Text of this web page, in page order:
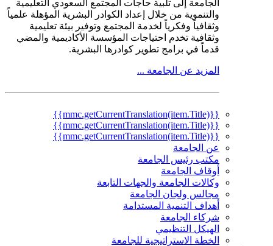
الجامعة إلى تلبية حاجات المجتمع السعودي التعليمية
والتنموية من خلال إعداد الكوادر البشرية المؤهلة علمياً
وثقافياً وفكرياً لخدمة المجتمع وتوفير بيئة تعليمية
وثقافية تخدم احتياجات المؤسسة الأكاديمية والمضي
قدماً في برامج تطوير كوادرها البشرية.
المزيد عن الجامعة ...
{{mmc.getCurrentTranslation(item.Title)}}
{{mmc.getCurrentTranslation(item.Title)}}
{{mmc.getCurrentTranslation(item.Title)}}
عن الجامعة
مكتب رئيس الجامعة
أوقاف الجامعة
وكالات الجامعة والجهات التابعة
مجالس ولجان الجامعة
أهداف التنمية المستدامة
شركاء الجامعة
الهيكل التنظيمي
الخطة الاستراتيجية للجامعة